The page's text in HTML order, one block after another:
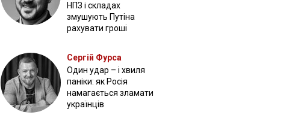
НПЗ і складах
змушують Путіна
рахувати гроші
Сергій Фурса
Один удар – і хвиля
паніки: як Росія
намагається зламати
українців